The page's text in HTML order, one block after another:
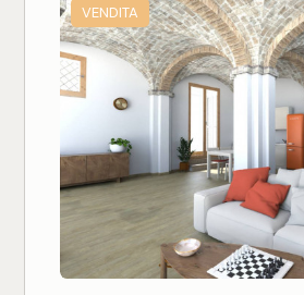
vetro doppio, gli avvolgibili in
blindato ed il riscaldamento
L'abitazione fa parte di un
quattro unità abitative, e sita nel
cittadino con tutti i negozi e i
mano, a 200 mt circa dal mare.
L'appartamento è ideale, sia
abitazione residenziale che
VENDITA